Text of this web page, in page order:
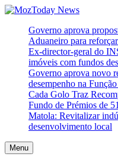
Skip
content
MozToday News
Onde a gente lê.
Governo aprova
Aduaneiro para
Ex-director-geral do
imóveis com fundos
Governo aprova novo
desempenho na
Cada Golo Traz
Fundo de Prémios de
Matola: Revitalizar
desenvolvimento local
Menu